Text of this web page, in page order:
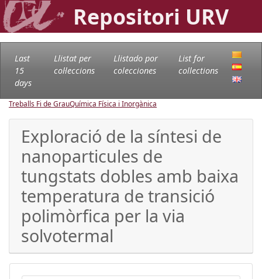
Repositori URV
Last
15
days
Llistat per
col·leccions
Llistado por
colecciones
List for
collections
Treballs Fi de GrauQuímica Física i Inorgànica
Exploració de la síntesi de
nanoparticules de
tungstats dobles amb baixa
temperatura de transició
polimòrfica per la via
solvotermal